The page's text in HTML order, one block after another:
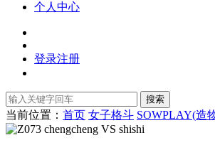
个人中心
登录注册
搜索
当前位置： 首页 女子格斗 SOWPLAY(造